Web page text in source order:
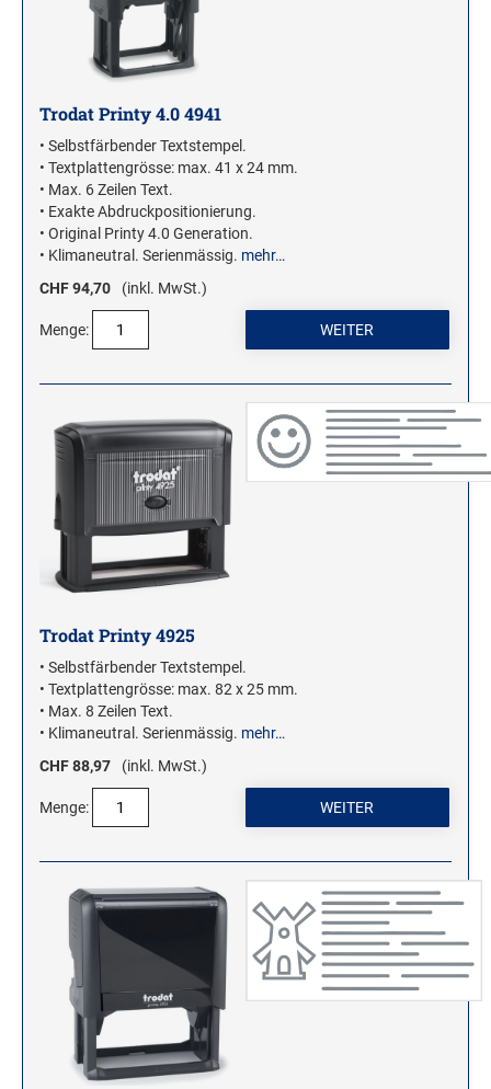
Trodat Printy 4.0 4941
• Selbstfärbender Textstempel.
• Textplattengrösse: max. 41 x 24 mm.
• Max. 6 Zeilen Text.
• Exakte Abdruckpositionierung.
• Original Printy 4.0 Generation.
• Klimaneutral. Serienmässig. mehr…
CHF 94,70
(inkl. MwSt.)
Menge:
Trodat Printy 4925
• Selbstfärbender Textstempel.
• Textplattengrösse: max. 82 x 25 mm.
• Max. 8 Zeilen Text.
• Klimaneutral. Serienmässig. mehr…
CHF 88,97
(inkl. MwSt.)
Menge: